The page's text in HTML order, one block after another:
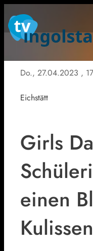
Do., 27.04.2023 ,
Eichstätt
Girls
einen